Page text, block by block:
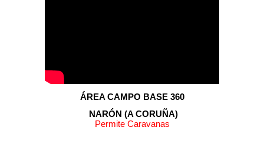
ÁREA CAMPO BASE 360
NARÓN (A CORUÑA)
Permite Caravanas